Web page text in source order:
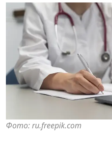
Фото: ru.freepik.com